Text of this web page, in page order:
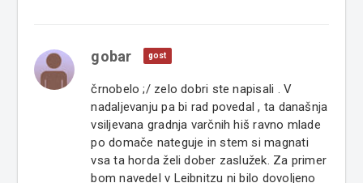
gobar gost
črnobelo ;/ zelo dobri ste napisali . V
nadaljevanju pa bi rad povedal , ta današnja
vsiljevana gradnja varčnih hiš ravno mlade
po domače nateguje in stem si magnati
vsa ta horda želi dober zaslužek. Za primer
bom navedel v Leibnitzu ni bilo dovoljeno